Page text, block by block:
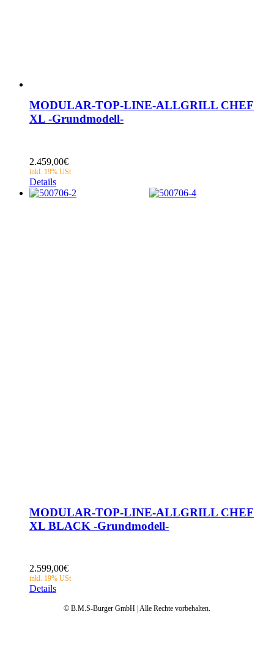
MODULAR-TOP-LINE-ALLGRILL CHEF
XL -Grundmodell-
2.459,00€
Details
MODULAR-TOP-LINE-ALLGRILL CHEF
XL BLACK -Grundmodell-
2.599,00€
Details
© B.M.S-Burger GmbH | Alle Rechte vorbehalten.